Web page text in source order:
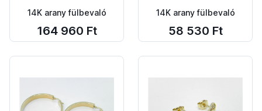
14K arany fülbevaló
164 960 Ft
14K arany fülbevaló
58 530 Ft